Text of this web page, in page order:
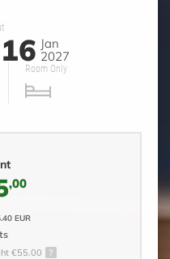
16 Jan
2027
Room Only
,00
EUR
€55.00